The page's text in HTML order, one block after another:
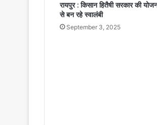
रायपुर : किसान हितैषी सरकार की
से बन रहे स्वालंबी
September 3, 2025